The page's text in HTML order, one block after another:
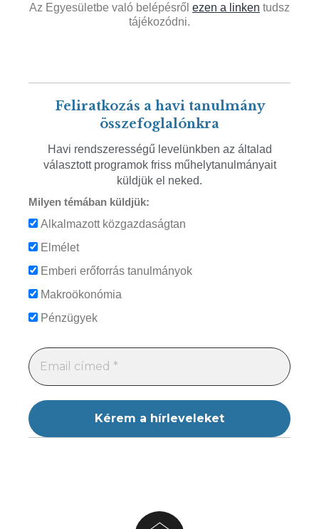
Az Egyesületbe való belépésről ezen a linken tudsz
tájékozódni.
Feliratkozás a havi tanulmány
összefoglalónkra
Havi rendszerességű levelünkben az általad
választott programok friss műhelytanulmányait
küldjük el neked.
Milyen témában küldjük:
Alkalmazott közgazdaságtan
Elmélet
Emberi erőforrás tanulmányok
Makroökonómia
Pénzügyek